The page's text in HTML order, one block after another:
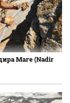
Маге (Nadir